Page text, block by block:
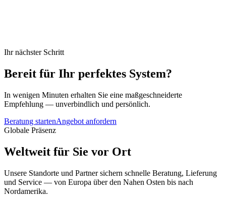
Ihr nächster Schritt
Bereit für Ihr perfektes System?
In wenigen Minuten erhalten Sie eine maßgeschneiderte
Empfehlung — unverbindlich und persönlich.
Beratung startenAngebot anfordern
Globale Präsenz
Weltweit für Sie vor Ort
Unsere Standorte und Partner sichern schnelle Beratung, Lieferung
und Service — von Europa über den Nahen Osten bis nach
Nordamerika.